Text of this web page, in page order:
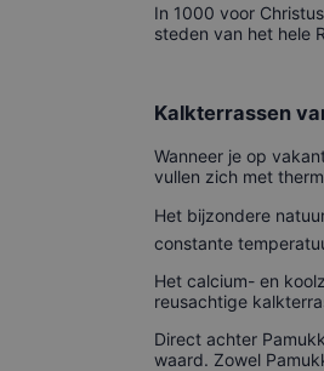
In 1000 voor
steden van het hele
Kalkterrassen
Wanneer je op
vullen zich met
Het bijzondere
constante
Het calcium- en
reusachtige
Direct achter
waard. Zowel